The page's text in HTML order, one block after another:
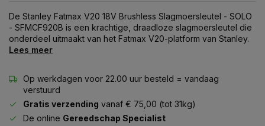
De Stanley Fatmax V20 18V Brushless Slagmoersleutel - SOLO
- SFMCF920B is een krachtige, draadloze slagmoersleutel die
onderdeel uitmaakt van het Fatmax V20-platform van Stanley.
Lees meer
Op werkdagen voor 22.00 uur besteld = vandaag
verstuurd
Gratis verzending vanaf € 75,00 (tot 31kg)
De online Gereedschap Specialist